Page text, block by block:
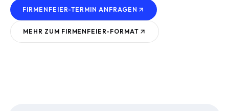
FIRMENFEIER-TERMIN ANFRAGEN
MEHR ZUM FIRMENFEIER-FORMAT